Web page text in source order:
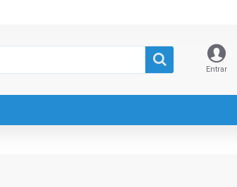
Entrar